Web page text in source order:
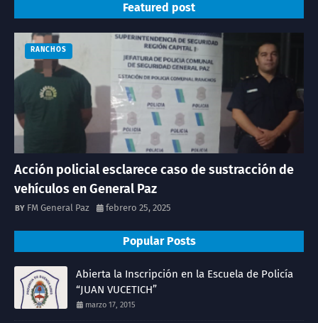
Featured post
RANCHOS
Acción policial esclarece caso de sustracción de
vehículos en General Paz
FM General Paz febrero 25, 2025
Popular Posts
Abierta la Inscripción en la Escuela de Policía
“JUAN VUCETICH”
marzo 17, 2015